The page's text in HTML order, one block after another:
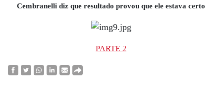
Cembranelli diz que resultado provou que ele estava certo
PARTE 2